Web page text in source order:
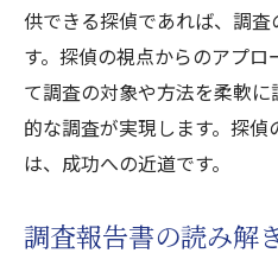
供できる探偵であれば、調
す。探偵の視点からのアプ
て調査の対象や方法を柔軟
的な調査が実現します。探
は、成功への近道です。
調査報告書の読み解